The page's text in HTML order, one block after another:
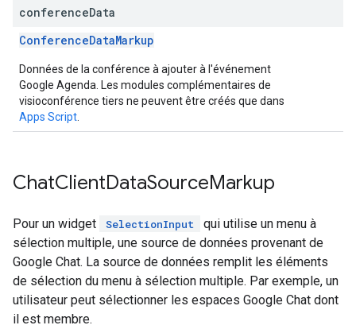
conferenceData
ConferenceDataMarkup
Données de la conférence à ajouter à l'événement
Google Agenda. Les modules complémentaires de
visioconférence tiers ne peuvent être créés que dans
Apps Script
ChatClientDataSourceMarkup
Pour un widget SelectionInput
qui utilise un menu à
sélection multiple, une source de données provenant de
Google Chat. La source de données remplit les éléments
de sélection du menu à sélection multiple. Par exemple, un
utilisateur peut sélectionner les espaces Google Chat dont
il est membre.